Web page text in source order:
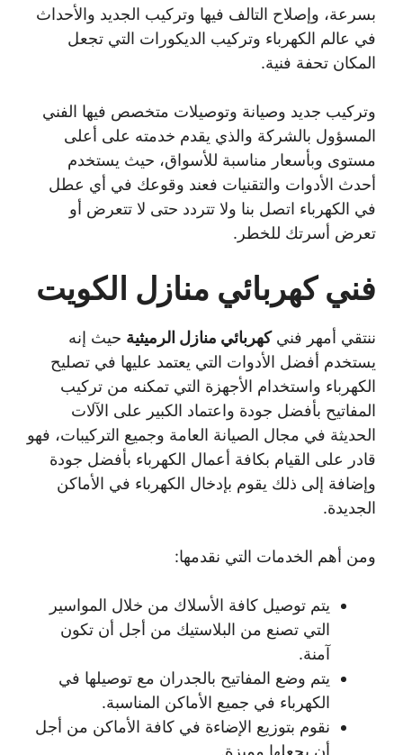
بسرعة، وإصلاح التالف فيها وتركيب الجديد والأحداث
في عالم الكهرباء وتركيب الديكورات التي تجعل
المكان تحفة فنية.
وتركيب جديد وصيانة وتوصيلات متخصص فيها الفني
المسؤول بالشركة والذي يقدم خدمته على أعلى
مستوى وبأسعار مناسبة للأسواق، حيث يستخدم
أحدث الأدوات والتقنيات فعند وقوعك في أي عطل
في الكهرباء اتصل بنا ولا تتردد حتى لا تتعرض أو
تعرض أسرتك للخطر.
فني كهربائي منازل الكويت
ننتقي أمهر فنيكهربائي منازل الرميثية حيث إنه
يستخدم أفضل الأدوات التي يعتمد عليها في تصليح
الكهرباء واستخدام الأجهزة التي تمكنه من تركيب
المفاتيح بأفضل جودة واعتماد الكبير على الآلات
الحديثة في مجال الصيانة العامة وجميع التركيبات، فهو
قادر على القيام بكافة أعمال الكهرباء بأفضل جودة
وإضافة إلى ذلك يقوم بإدخال الكهرباء في الأماكن
الجديدة.
ومن أهم الخدمات التي نقدمها:
يتم توصيل كافة الأسلاك من خلال المواسير
التي تصنع من البلاستيك من أجل أن تكون
آمنة.
يتم وضع المفاتيح بالجدران مع توصيلها في
الكهرباء في جميع الأماكن المناسبة.
نقوم بتوزيع الإضاءة في كافة الأماكن من أجل
أن يجعلها مميزة.